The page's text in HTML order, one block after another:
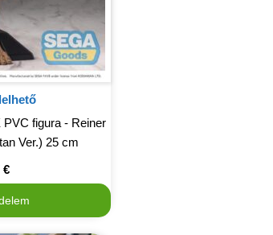
PVC figura - Reiner
Ver.) 25 cm
€